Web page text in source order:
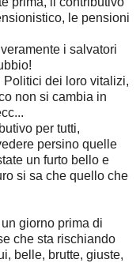
le pensioni
i salvatori
Politici dei loro vitalizi,
non si cambia in
per tutti,
persino quelle
un furto bello e
si sa che quello che
giorno prima di
che sta rischiando
belle, brutte, giuste,